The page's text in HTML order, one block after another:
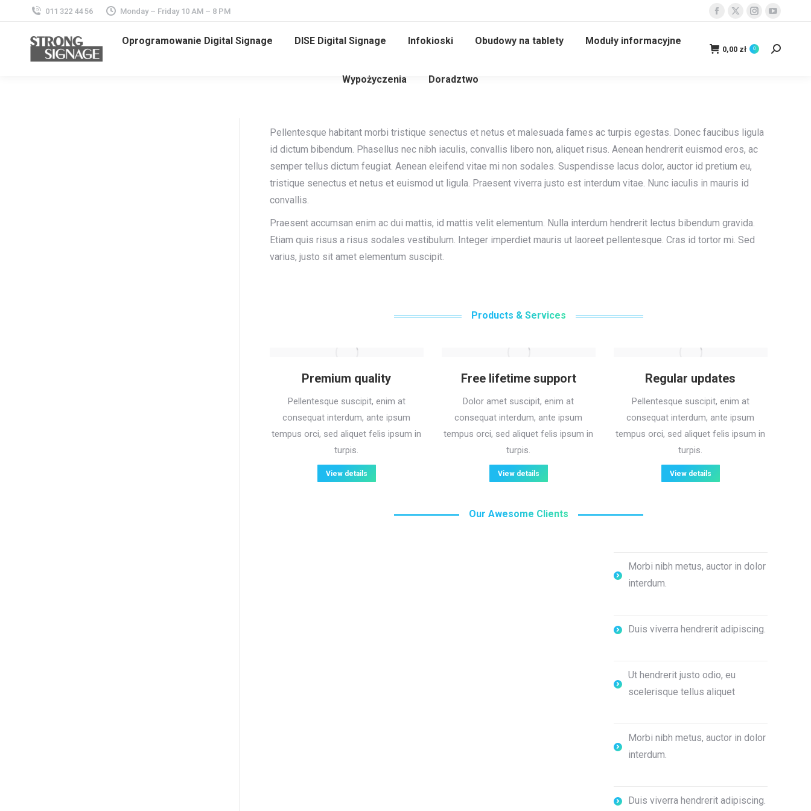
011 322 44 56 Monday – Friday 10 AM – 8 PM
Facebook
opens
X
opens
Instagram
opens
YouTube
opens
Oprogramowanie Digital Signage DISE Digital Signage Infokioski Obudowy na tablety Moduły informacyjne
Wypożyczenia Doradztwo
0,00 zł 0 Szukaj:
Pellentesque habitant morbi tristique senectus et netus et malesuada fames ac turpis egestas. Donec faucibus ligula
id dictum bibendum. Phasellus nec nibh iaculis, convallis libero non, aliquet risus. Aenean hendrerit euismod eros, ac
semper tellus dictum feugiat. Aenean eleifend vitae mi non sodales. Suspendisse lacus dolor, auctor id pretium eu,
tristique senectus et netus et euismod ut ligula. Praesent viverra justo est interdum vitae. Nunc iaculis in mauris id
convallis.
Praesent accumsan enim ac dui mattis, id mattis velit elementum. Nulla interdum hendrerit lectus bibendum gravida.
Etiam quis risus a risus sodales vestibulum. Integer imperdiet mauris ut laoreet pellentesque. Cras id tortor mi. Sed
varius, justo sit amet elementum suscipit.
Products & Services
Premium quality
Pellentesque suscipit, enim at
consequat interdum, ante ipsum
tempus orci, sed aliquet felis ipsum in
turpis.
View details
Free lifetime support
Dolor amet suscipit, enim at
consequat interdum, ante ipsum
tempus orci, sed aliquet felis ipsum in
turpis.
View details
Regular updates
Pellentesque suscipit, enim at
consequat interdum, ante ipsum
tempus orci, sed aliquet felis ipsum in
turpis.
View details
Our Awesome Clients
Morbi nibh metus, auctor in dolor
interdum.
Duis viverra hendrerit adipiscing.
Ut hendrerit justo odio, eu
scelerisque tellus aliquet
Morbi nibh metus, auctor in dolor
interdum.
Duis viverra hendrerit adipiscing.